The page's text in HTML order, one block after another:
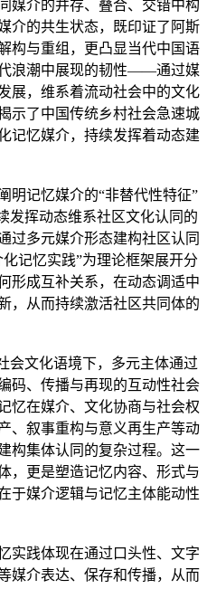
媒介的并存、叠合、交错中构
介的共生状态，既印证了阿斯
构与重组，更凸显当代中国语
浪潮中展现的韧性——通过媒
展，维系着流动社会中的文化
示了中国传统乡村社会急速城
记忆媒介，持续发挥着动态建
明记忆媒介的“非替代性特征”
发挥动态维系社区文化认同的
过多元媒介形态建构社区认同
记忆实践”为理论框架展开分
形成互补关系，在动态调适中
，从而持续激活社区共同体的
会文化语境下，多元主体通过
码、传播与再现的互动性社会
忆在媒介、文化协商与社会权
、叙事重构与意义再生产等动
构集体认同的复杂过程。这一
，更是塑造记忆内容、形式与
于媒介逻辑与记忆主体能动性
实践体现在通过口头性、文字
媒介表达、保存和传播，从而